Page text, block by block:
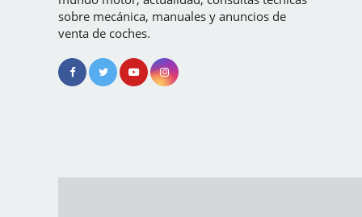
sobre mecánica, manuales y anuncios de
venta de coches.